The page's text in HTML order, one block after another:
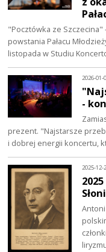
"Pocztówka ze Szczecina"
powstania Pałacu
listopada w Studiu
2026-01-
-
prezent. "Najstarsze
i dobrej energii koncertu,
2025-12-
Antoni